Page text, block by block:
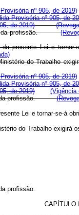
nº 905, de 2019)
Provisória nº 905, de
de 2019)
da profissão.
presente Lei e
Ministério do
nº 905, de 2019)
Provisória nº 905, de
de 2019)
(Vigência
da profissão.
Lei e tornar-se-á
do Trabalho exigirá
profissão.
CAPÍTULO